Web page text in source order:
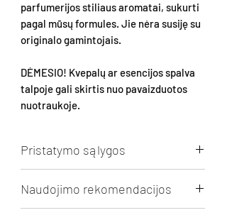
parfumerijos stiliaus aromatai, sukurti
pagal mūsų formules. Jie nėra susiję su
originalo gamintojais.
DĖMESIO! Kvepalų ar esencijos spalva
talpoje gali skirtis nuo pavaizduotos
nuotraukoje.
Pristatymo sąlygos
50 Eur. pirkinių krepšelio.
Prikinių krepšeliams mažesniems nei 50
Naudojimo rekomendacijos